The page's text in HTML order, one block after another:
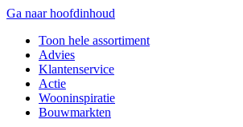
Ga naar hoofdinhoud
Toon hele assortiment
Advies
Klantenservice
Actie
Wooninspiratie
Bouwmarkten